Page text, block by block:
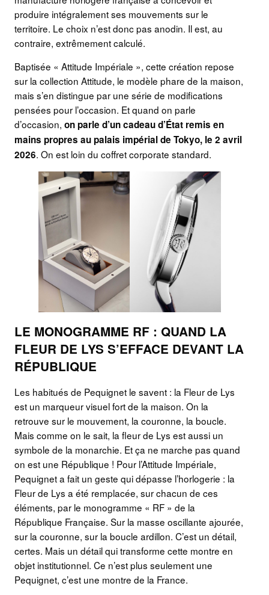
produire intégralement ses mouvements sur le
territoire. Le choix n’est donc pas anodin. Il est, au
contraire, extrêmement calculé.
Baptisée « Attitude Impériale », cette création repose
sur la collection Attitude, le modèle phare de la maison,
mais s’en distingue par une série de modifications
pensées pour l’occasion. Et quand on parle
d’occasion, on parle d’un cadeau d’État remis en
mains propres au palais impérial de Tokyo, le 2 avril
2026. On est loin du coffret corporate standard.
LE MONOGRAMME RF : QUAND LA
FLEUR DE LYS S’EFFACE DEVANT LA
RÉPUBLIQUE
Les habitués de Pequignet le savent : la Fleur de Lys
est un marqueur visuel fort de la maison. On la
retrouve sur le mouvement, la couronne, la boucle.
Mais comme on le sait, la fleur de Lys est aussi un
symbole de la monarchie. Et ça ne marche pas quand
on est une République ! Pour l’Attitude Impériale,
Pequignet a fait un geste qui dépasse l’horlogerie : la
Fleur de Lys a été remplacée, sur chacun de ces
éléments, par le monogramme « RF » de la
République Française. Sur la masse oscillante ajourée,
sur la couronne, sur la boucle ardillon. C’est un détail,
certes. Mais un détail qui transforme cette montre en
objet institutionnel. Ce n’est plus seulement une
Pequignet, c’est une montre de la France.